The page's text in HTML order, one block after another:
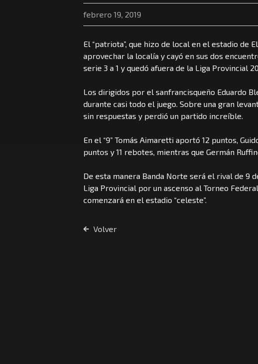
febrero 19, 2019
El “patriota”, que hizo de local en el estadio de
aprovechar la localía y cayó en sus dos
serie 3 a 1 y quedó afuera de la Liga Provincial
Los dirigidos por el sanfrancisqueño Eduardo
durante casi todo el juego. Sobre una gran
sin respuestas y perdió un partido increíble.
En el “9” Tomás Aimaretti aportó 12 puntos,
puntos y 11 rebotes, mientras que Germán
De esta manera Banda Norte será el rival de 9
Liga Provincial por un ascenso al Torneo
comenzará en el estadio “celeste”.
Volver